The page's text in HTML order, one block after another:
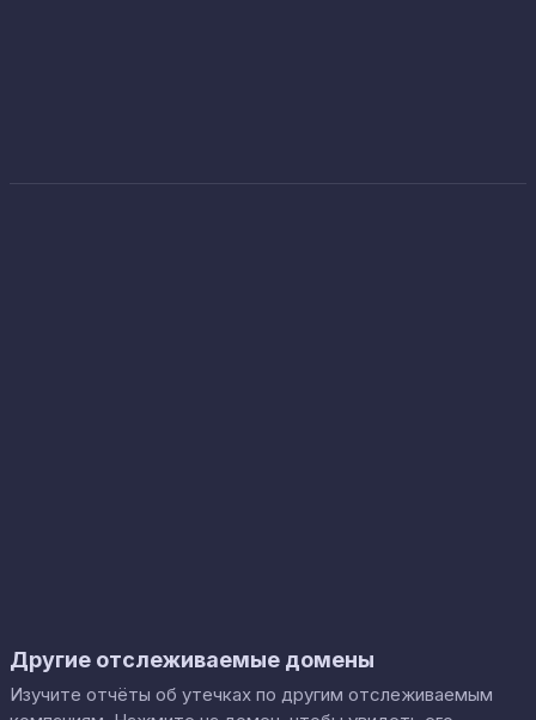
Другие отслеживаемые домены
Изучите отчёты об утечках по другим отслеживаемым